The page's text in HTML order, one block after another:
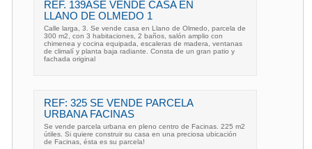
REF. 139ASE VENDE CASA EN
LLANO DE OLMEDO 1
Calle larga, 3. Se vende casa en Llano de Olmedo, parcela de
300 m2, con 3 habitaciones, 2 baños, salón amplio con
chimenea y cocina equipada, escaleras de madera, ventanas
de climalí y planta baja radiante. Consta de un gran patio y
fachada original
REF: 325 SE VENDE PARCELA
URBANA FACINAS
Se vende parcela urbana en pleno centro de Facinas. 225 m2
útiles. Si quiere construir su casa en una preciosa ubicación
de Facinas, ésta es su parcela!